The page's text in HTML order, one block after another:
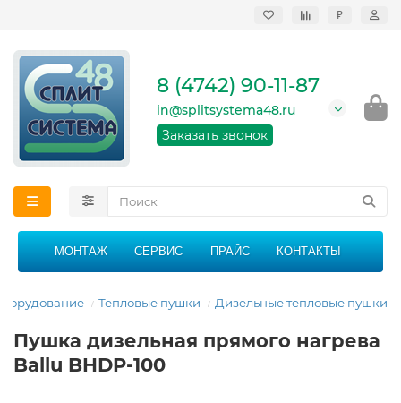
₽
кондиционеров в
области
График работы: 9:00 -
21:00 без перерыва и
8 (4742) 90-11-87
in@splitsystema48.ru
Заказать звонок
МОНТАЖ СЕРВИС ПРАЙС КОНТАКТЫ
Тепловые пушки Дизельные тепловые пушки
Пушка дизельная прямого нагрева
Ballu BHDP-100